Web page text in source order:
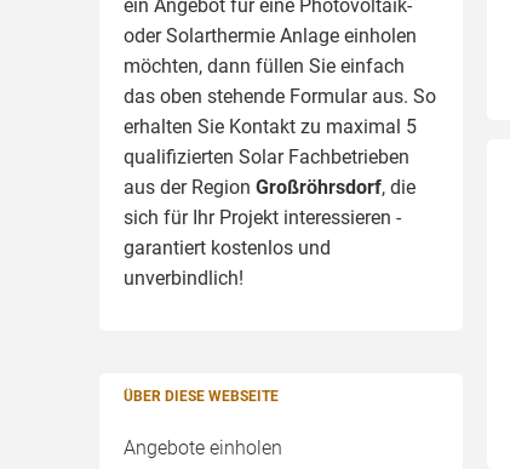
ein Angebot für eine Photovoltaik-
oder Solarthermie Anlage einholen
möchten, dann füllen Sie einfach
das oben stehende Formular aus. So
erhalten Sie Kontakt zu maximal 5
qualifizierten Solar Fachbetrieben
aus der Region Großröhrsdorf, die
sich für Ihr Projekt interessieren -
garantiert kostenlos und
unverbindlich!
ÜBER DIESE WEBSEITE
Angebote einholen